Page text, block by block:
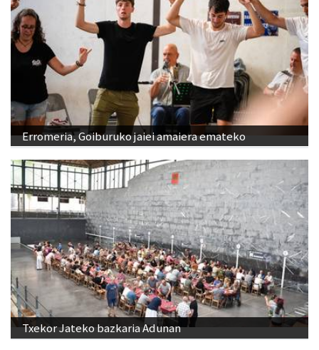
Erromeria, Goiburuko jaiei amaiera emateko
Txekor Jateko bazkaria Adunan